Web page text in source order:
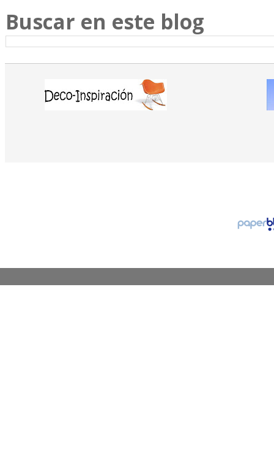
Buscar en este blog